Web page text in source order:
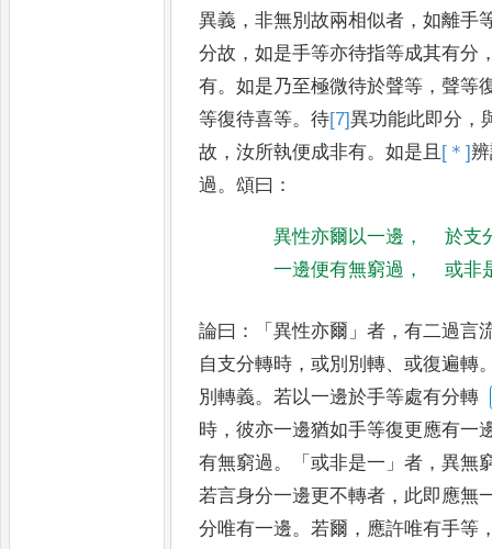
異義 ，非無別故兩相似者 ，如離手
分故 ，如是手等亦待指等成其有分
有。如是乃至極微待於聲等 ，聲等
等復待喜等。待[7]異功能此即分 ，
故 ，汝所執便成非有。如是且 [＊]辨
過。頌曰 ：
異性亦爾以一邊 ，
於支
一邊便有無窮過 ， 或非
論曰 ：「異性亦爾 」者 ，有二過言
自支分轉時 ，或別別轉、或復遍轉
別轉義。若以一邊於手等處有分轉
時 ，彼亦一邊猶如手等復更應有一
有無窮過。「或非是一 」者 ，異無
若言身分一邊更不轉者 ， 此即應無
分唯有一邊。若爾 ， 應許唯有手等